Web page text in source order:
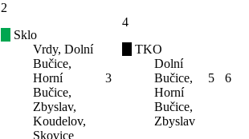
2
Sklo
Vrdy, Dolní
Bučice,
Horní
Bučice,
Zbyslav,
Koudelov,
Skovice
3
4
TKO
Dolní
Bučice,
Horní
Bučice,
Zbyslav
5 6